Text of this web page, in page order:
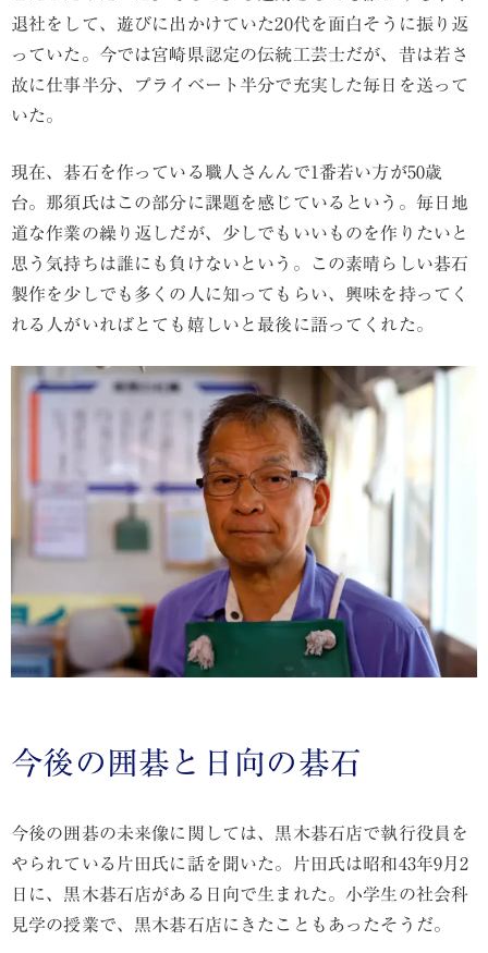
退社をして、遊びに出かけていた20代を面白そうに振り返
っていた。今では宮崎県認定の伝統工芸士だが、昔は若さ
故に仕事半分、プライベート半分で充実した毎日を送って
いた。
現在、碁石を作っている職人さんんで1番若い方が50歳
台。那須氏はこの部分に課題を感じているという。毎日地
道な作業の繰り返しだが、少しでもいいものを作りたいと
思う気持ちは誰にも負けないという。この素晴らしい碁石
製作を少しでも多くの人に知ってもらい、興味を持ってく
れる人がいればとても嬉しいと最後に語ってくれた。
今後の囲碁と日向の碁石
今後の囲碁の未来像に関しては、黒木碁石店で執行役員を
やられている片田氏に話を聞いた。片田氏は昭和43年9月2
日に、黒木碁石店がある日向で生まれた。小学生の社会科
見学の授業で、黒木碁石店にきたこともあったそうだ。